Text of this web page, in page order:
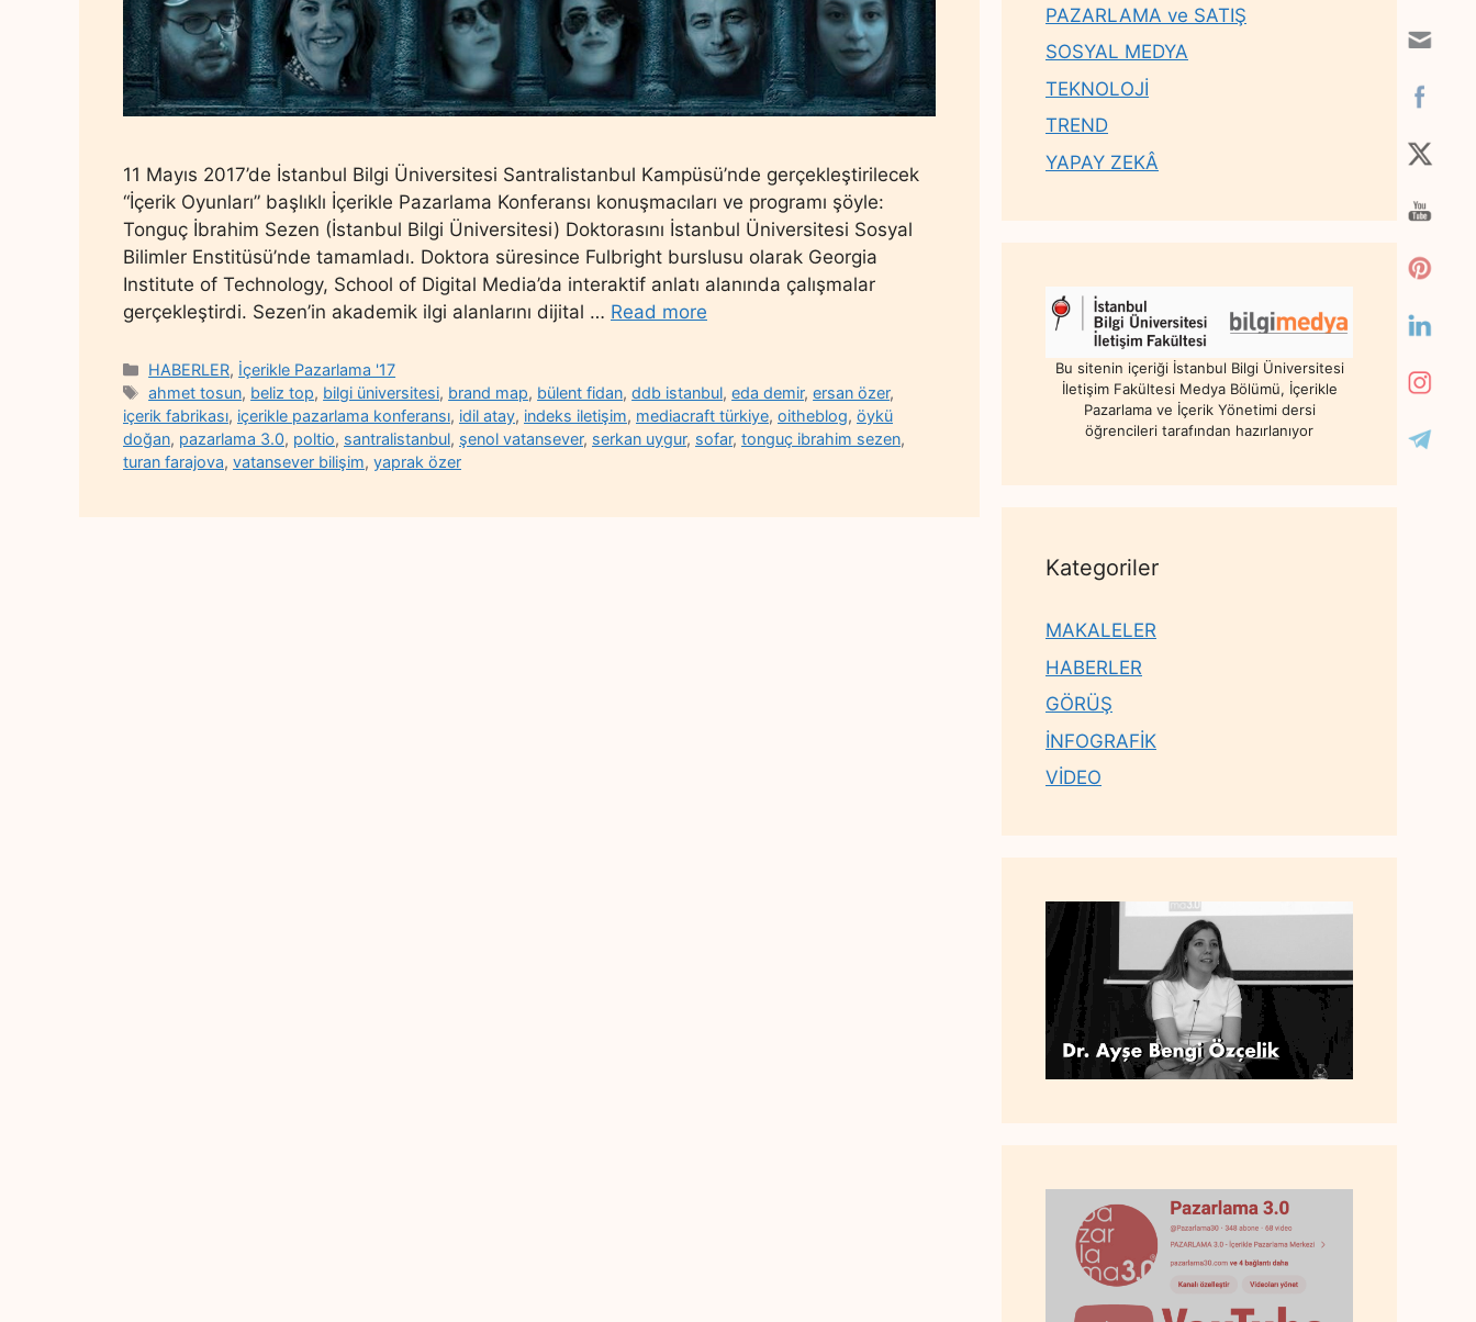
11 Mayıs 2017’de İstanbul Bilgi Üniversitesi Santralistanbul Kampüsü’nde gerçekleştirilecek
“İçerik Oyunları” başlıklı İçerikle Pazarlama Konferansı konuşmacıları ve programı şöyle:
Tonguç İbrahim Sezen (İstanbul Bilgi Üniversitesi) Doktorasını İstanbul Üniversitesi Sosyal
Bilimler Enstitüsü’nde tamamladı. Doktora süresince Fulbright burslusu olarak Georgia
Institute of Technology, School of Digital Media’da interaktif anlatı alanında çalışmalar
gerçekleştirdi. Sezen’in akademik ilgi alanlarını dijital … Read more
Categories
HABERLER, İçerikle Pazarlama '17
Tags
ahmet tosun, beliz top, bilgi üniversitesi, brand map, bülent fidan,ddb istanbul,eda demir,ersan özer,
içerik fabrikası, içerikle pazarlama konferansı, idil atay, indeks iletişim, mediacraft türkiye, oitheblog, öykü
doğan, pazarlama 3.0, poltio, santralistanbul, şenol vatansever, serkan uygur, sofar, tonguç ibrahim sezen,
turan farajova, vatansever bilişim, yaprak özer
PAZARLAMA ve SATIŞ
SOSYAL MEDYA
TEKNOLOJİ
TREND
YAPAY ZEKÂ
Bu sitenin içeriği İstanbul Bilgi Üniversitesi
İletişim Fakültesi Medya Bölümü, İçerikle
Pazarlama ve İçerik Yönetimi dersi
öğrencileri tarafından hazırlanıyor
Kategoriler
MAKALELER
HABERLER
GÖRÜŞ
İNFOGRAFİK
VİDEO